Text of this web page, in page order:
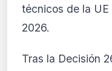
técnicos de la
2026.
Tras la Decisión